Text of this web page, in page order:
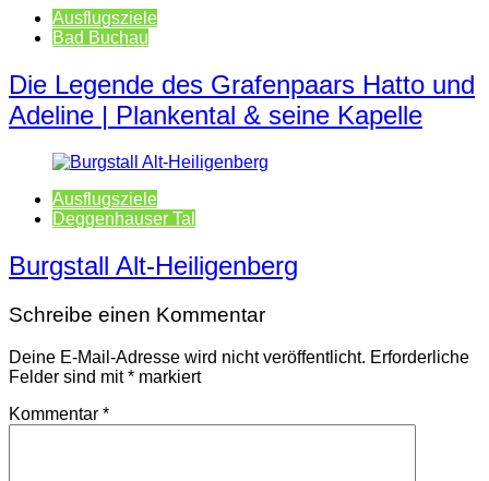
Ausflugsziele
Bad Buchau
Die Legende des Grafenpaars Hatto und
Adeline | Plankental & seine Kapelle
Ausflugsziele
Deggenhauser Tal
Burgstall Alt-Heiligenberg
Schreibe einen Kommentar
Deine E-Mail-Adresse wird nicht veröffentlicht. Erforderliche
Felder sind mit* markiert
Kommentar *